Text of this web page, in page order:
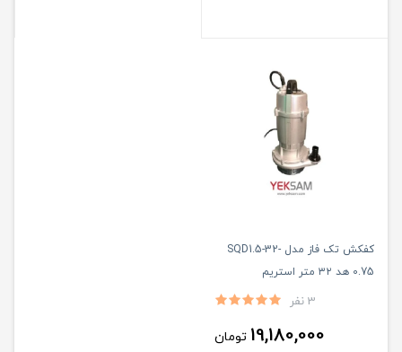
کفکش تک فاز مدل SQD1.5-32-
0.75 هد ۳۲ متر استریم
3 نفر
19,180,000 تومان